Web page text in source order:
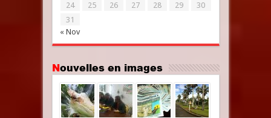
« Nov
24
25 26 27 28 29
30
31
Nouvelles en images